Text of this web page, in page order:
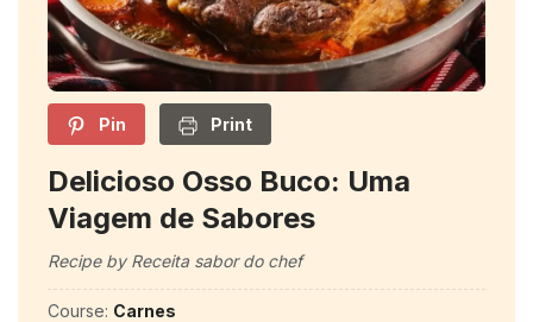
Pin Print
Delicioso Osso Buco: Uma
Viagem de Sabores
Recipe by Receita sabor do chef
Course: Carnes